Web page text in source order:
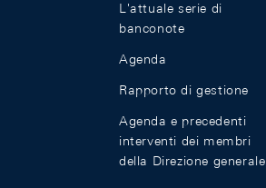
L'attuale serie di
banconote
Agenda
Rapporto di gestione
Agenda e precedenti
interventi dei membri
della Direzione generale